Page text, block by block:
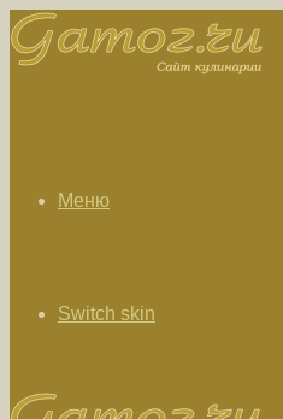
Меню
Switch skin